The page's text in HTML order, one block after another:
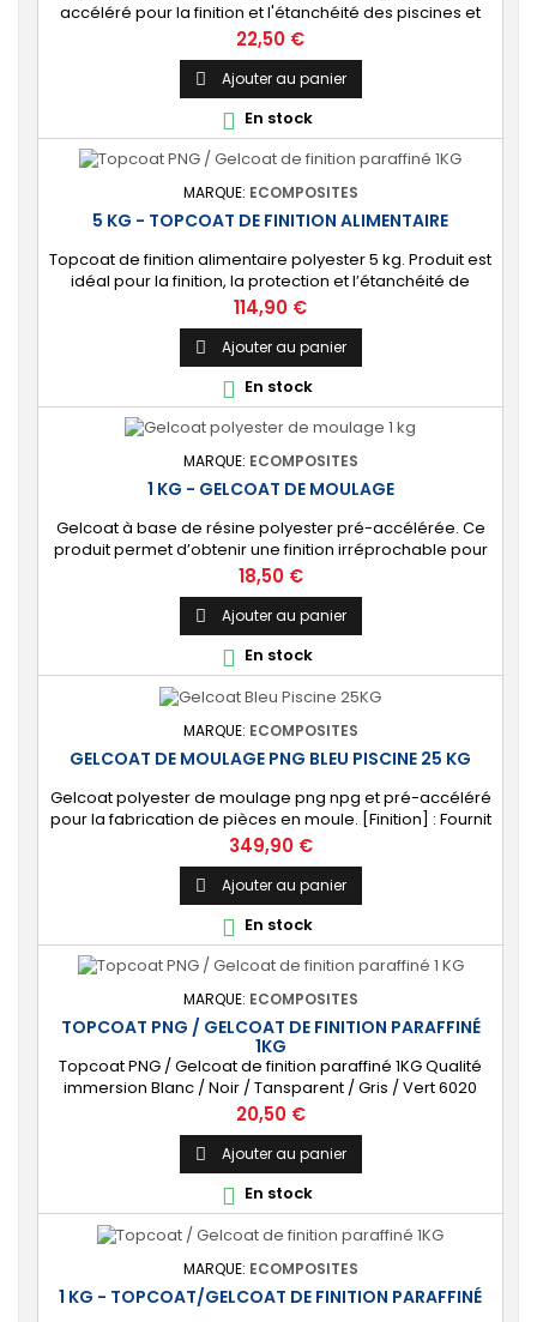
accéléré pour la finition et l'étanchéité des piscines et
bassins. [Finition] : Fournit une couche extérieure lisse
brillante qualité immersion. [Étanche] : Étanchéifie votre
stratification résine et fibre de verre. Livré avec son
catalyseur PMEC 2 cl
Prix
22,50 €
 Ajouter au panier
 En stock
MARQUE: ECOMPOSITES
5 KG - TOPCOAT DE FINITION ALIMENTAIRE
Topcoat de finition alimentaire polyester 5 kg. Produit est
idéal pour la finition, la protection et l’étanchéité de
surfaces alimentaires. 🔝 [Contact alimentaire]
Protection aux propriétés alimentaires homologuées,
robuste contre les produits chimiques, les Uvs, et
l'humidité. ⚙️ [Facile à utiliser] Application simple avec un
rouleau enducteur, un...
Prix
114,90 €
 Ajouter au panier
 En stock
MARQUE: ECOMPOSITES
1 KG - GELCOAT DE MOULAGE
Gelcoat à base de résine polyester pré-accélérée. Ce
produit permet d’obtenir une finition irréprochable pour
tout projet de fabrication de pièces composites en
moule : élément de carrosserie ou d’un bateau,
panneau plat, mobilier, objet d’art, etc. Couleur au choix.
🔝 [Finition de qualité] Fournit un revêtement à l’aspect
de surface parfaitement lisse,...
Prix
18,50 €
 Ajouter au panier
 En stock
MARQUE: ECOMPOSITES
GELCOAT DE MOULAGE PNG BLEU PISCINE 25 KG
Gelcoat polyester de moulage png npg et pré-accéléré
pour la fabrication de pièces en moule. [Finition] : Fournit
un revêtement extérieur lisse qualité immersion.
[Étanche] : Étanchéifie votre stratification résine et fibre
de verre. Livré avec son catalyseur PMEC 50 cl
Prix
349,90 €
 Ajouter au panier
 En stock
MARQUE: ECOMPOSITES
TOPCOAT PNG / GELCOAT DE FINITION PARAFFINÉ
1KG
Topcoat PNG / Gelcoat de finition paraffiné 1KG Qualité
immersion Blanc / Noir / Tansparent / Gris / Vert 6020
Livré avec Catalyseur (2cl)
Prix
20,50 €
 Ajouter au panier
 En stock
MARQUE: ECOMPOSITES
1 KG - TOPCOAT/GELCOAT DE FINITION PARAFFINÉ